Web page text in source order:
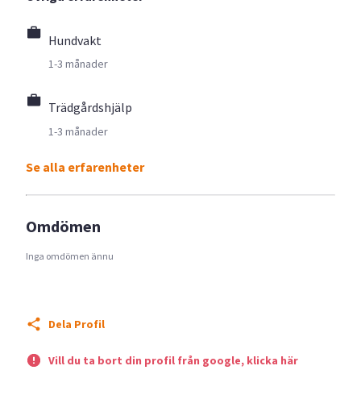
Hundvakt
1-3 månader
Trädgårdshjälp
1-3 månader
Se alla erfarenheter
Omdömen
Inga omdömen ännu
Dela Profil
Vill du ta bort din profil från google, klicka här